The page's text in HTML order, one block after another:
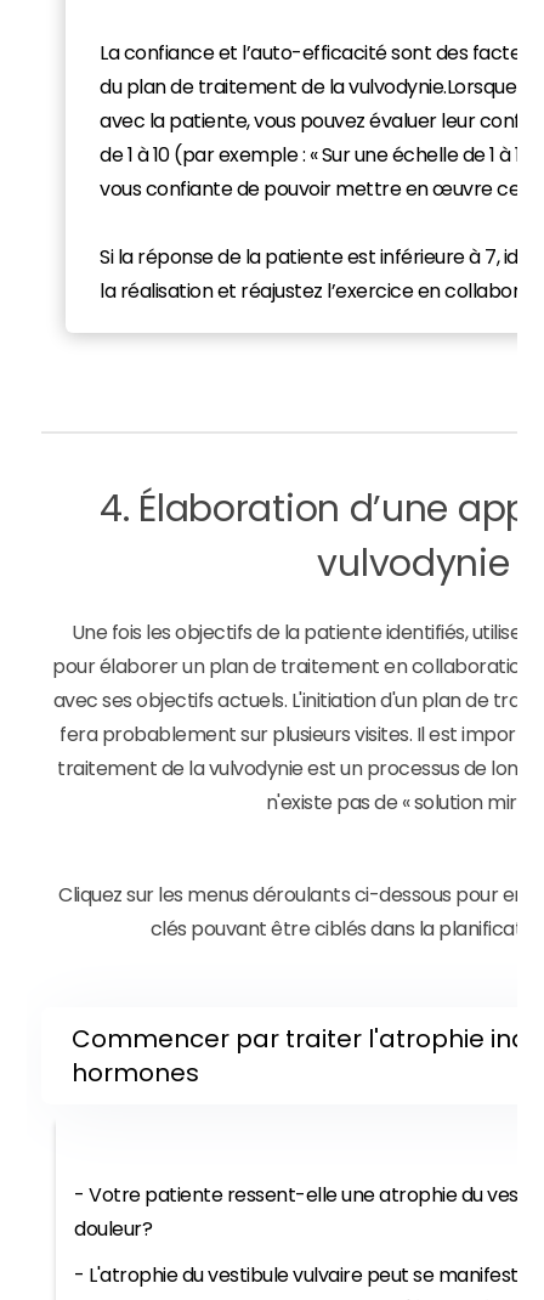
La confiance et l’auto-efficacité sont des
du plan de traitement de la vulvodynie.Lorsque
avec la patiente, vous pouvez évaluer leur
de 1 à 10 (par exemple : « Sur une échelle de 1 à
vous confiante de pouvoir mettre en œuvre ce
Si la réponse de la patiente est inférieure à 7,
la réalisation et réajustez l’exercice en
4. Élaboration d’une
vulvodynie
Une fois les objectifs de la patiente identifiés, utilisez
pour élaborer un plan de traitement en collaboration
avec ses objectifs actuels. L'initiation d'un plan de
fera probablement sur plusieurs visites. Il est
traitement de la vulvodynie est un processus de long
n'existe pas de « solution
Cliquez sur les menus déroulants ci-dessous pour en
clés pouvant être ciblés dans la
Commencer par traiter l'atrophie
hormones
- Votre patiente ressent-elle une atrophie du
douleur?
- L'atrophie du vestibule vulvaire peut se